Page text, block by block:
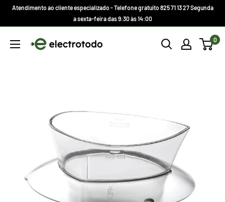
Atendimento ao cliente especializado - Telefone gratuito 825 71 13 27 Segunda
a sexta-feira das 9:30 às 14:00
Electrotodo.es 0